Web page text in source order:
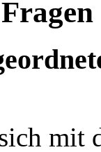
mit